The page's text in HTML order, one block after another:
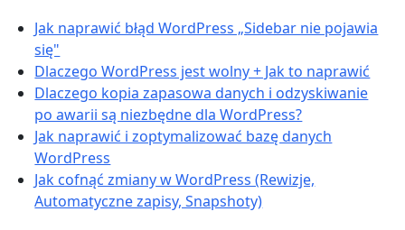
Jak naprawić błąd WordPress „Sidebar nie pojawia
się"
Dlaczego WordPress jest wolny + Jak to naprawić
Dlaczego kopia zapasowa danych i odzyskiwanie
po awarii są niezbędne dla WordPress?
Jak naprawić i zoptymalizować bazę danych
WordPress
Jak cofnąć zmiany w WordPress (Rewizje,
Automatyczne zapisy, Snapshoty)